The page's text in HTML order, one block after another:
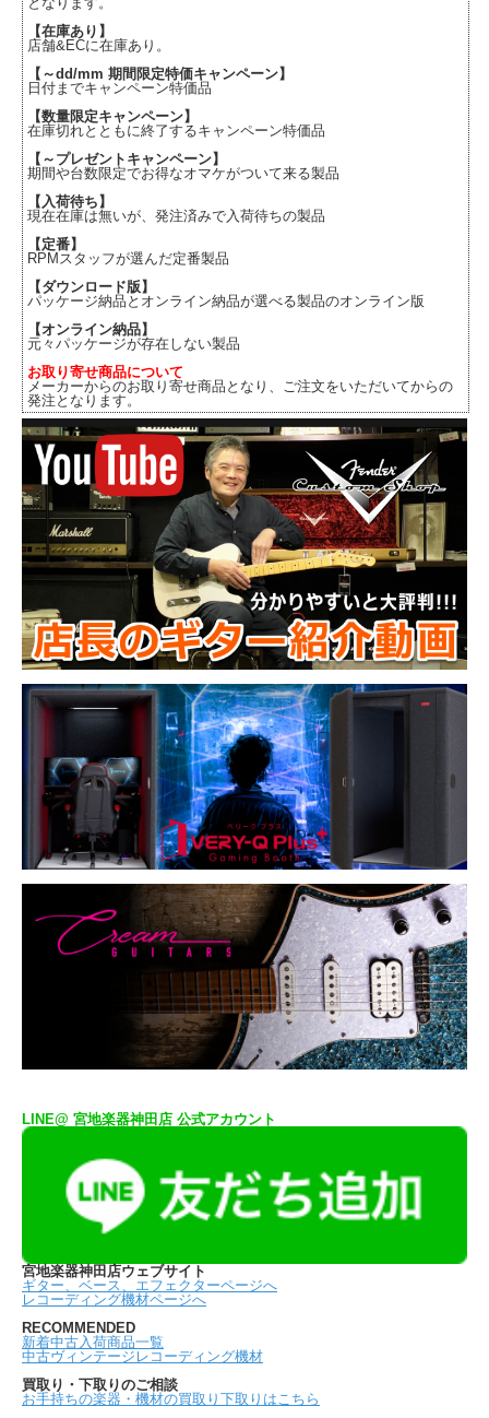
【在庫あり】
店舗&ECに在庫あり。
【～dd/mm 期間限定特価キャンペーン】
日付までキャンペーン特価品
【数量限定キャンペーン】
在庫切れとともに終了するキャンペーン特価品
【～プレゼントキャンペーン】
期間や台数限定でお得なオマケがついて来る製品
【入荷待ち】
現在在庫は無いが、発注済みで入荷待ちの製品
【定番】
RPMスタッフが選んだ定番製品
【ダウンロード版】
パッケージ納品とオンライン納品が選べる製品のオンライン版
【オンライン納品】
元々パッケージが存在しない製品
お取り寄せ商品について
メーカーからのお取り寄せ商品となり、ご注文をいただいてからの
発注となります。
LINE@ 宮地楽器神田店 公式アカウント
宮地楽器神田店ウェブサイト
ギター、ベース、エフェクターページへ
レコーディング機材ページへ
RECOMMENDED
新着中古入荷商品一覧
中古ヴィンテージレコーディング機材
買取り・下取りのご相談
お手持ちの楽器・機材の買取り下取りはこちら